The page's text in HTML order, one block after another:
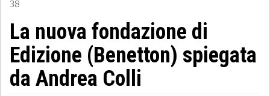
Sociologia
Filosofia
Storia
38
La nuova fondazione di
Edizione (Benetton) spiegata
da Andrea Colli